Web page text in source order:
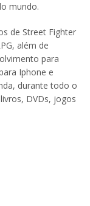
mundo.
de Street Fighter
além de
para
Iphone e
durante todo o
DVDs, jogos